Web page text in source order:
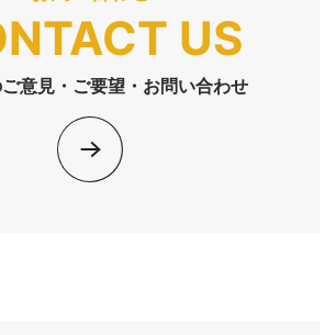
US
意見・ご要望・お問い合わせ